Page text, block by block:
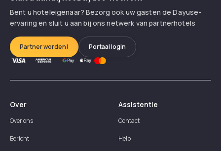
Bent u hoteleigenaar? Bezorg ook uw gasten de Dayuse-
ervaring en sluit u aan bij ons netwerk van partnerhotels
Partner worden! Portaal login
Over
Over ons
Bericht
Assistentie
Contact
Help